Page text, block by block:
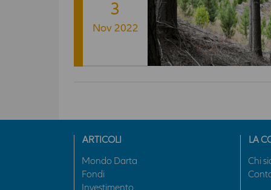
3
Nov 2022
ARTICOLI
Mondo Darta
Fondi
Investimento
LA
Chi